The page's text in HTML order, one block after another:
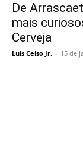
De
mais
Cerveja
Luís Celso Jr. - 15 de